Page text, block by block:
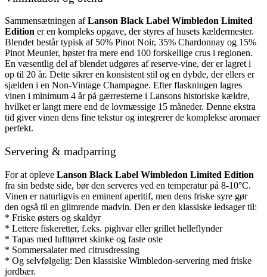
Sammensætningen afLanson Black Label Wimbledon Limited
Edition er en kompleks opgave, der styres af husets kældermester.
Blendet består typisk af 50% Pinot Noir, 35% Chardonnay og 15%
Pinot Meunier, høstet fra mere end 100 forskellige crus i regionen.
En væsentlig del af blendet udgøres af reserve-vine, der er lagret i
op til 20 år. Dette sikrer en konsistent stil og en dybde, der ellers er
sjælden i en Non-Vintage Champagne. Efter flaskningen lagres
vinen i minimum 4 år på gærresterne i Lansons historiske kældre,
hvilket er langt mere end de lovmæssige 15 måneder. Denne ekstra
tid giver vinen dens fine tekstur og integrerer de komplekse aromaer
perfekt.
Servering & madparring
For at opleve Lanson Black Label Wimbledon Limited Edition
fra sin bedste side, bør den serveres ved en temperatur på 8-10°C.
Vinen er naturligvis en eminent aperitif, men dens friske syre gør
den også til en glimrende madvin. Den er den klassiske ledsager til:
* Friske østers og skaldyr
* Lettere fiskeretter, f.eks. pighvar eller grillet helleflynder
* Tapas med lufttørret skinke og faste oste
* Sommersalater med citrusdressing
* Og selvfølgelig: Den klassiske Wimbledon-servering med friske
jordbær.